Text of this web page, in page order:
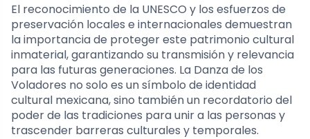
El reconocimiento de la UNESCO y los esfuerzos de
preservación locales e internacionales demuestran
la importancia de proteger este patrimonio cultural
inmaterial, garantizando su transmisión y relevancia
para las futuras generaciones. La Danza de los
Voladores no solo es un símbolo de identidad
cultural mexicana, sino también un recordatorio del
poder de las tradiciones para unir a las personas y
trascender barreras culturales y temporales.